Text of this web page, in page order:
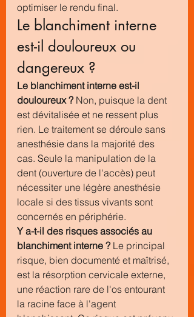
optimiser le rendu final.
Le blanchiment interne
est-il douloureux ou
dangereux ?
Le blanchiment interne est-il
douloureux ? Non, puisque la dent
est dévitalisée et ne ressent plus
rien. Le traitement se déroule sans
anesthésie dans la majorité des
cas. Seule la manipulation de la
dent (ouverture de l'accès) peut
nécessiter une légère anesthésie
locale si des tissus vivants sont
concernés en périphérie.
Y a-t-il des risques associés au
blanchiment interne ? Le principal
risque, bien documenté et maîtrisé,
est la résorption cervicale externe,
une réaction rare de l'os entourant
la racine face à l'agent